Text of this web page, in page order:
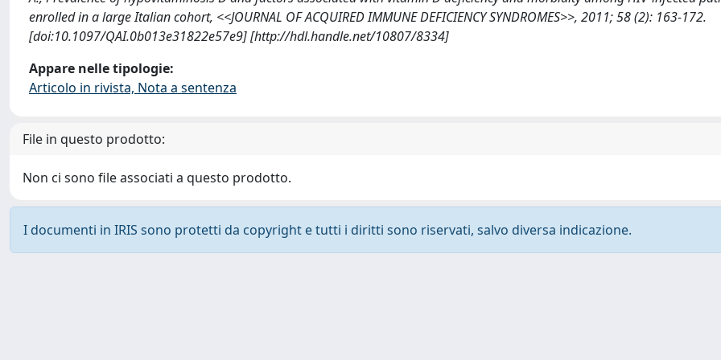
enrolled in a large Italian cohort, <<JOURNAL OF ACQUIRED IMMUNE DEFICIENCY SYNDROMES>>, 2011; 58 (2): 163-172.
[doi:10.1097/QAI.0b013e31822e57e9] [http://hdl.handle.net/10807/8334]
Appare nelle tipologie:
Articolo in rivista, Nota a sentenza
File in questo prodotto:
Non ci sono file associati a questo prodotto.
I documenti in IRIS sono protetti da copyright e tutti i diritti sono riservati, salvo diversa indicazione.